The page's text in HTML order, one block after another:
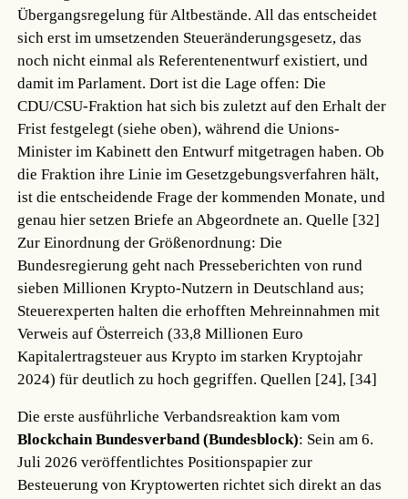
Übergangsregelung für Altbestände. All das entscheidet
sich erst im umsetzenden Steueränderungsgesetz, das
noch nicht einmal als Referentenentwurf existiert, und
damit im Parlament. Dort ist die Lage offen: Die
CDU/CSU-Fraktion hat sich bis zuletzt auf den Erhalt der
Frist festgelegt (siehe oben), während die Unions-
Minister im Kabinett den Entwurf mitgetragen haben. Ob
die Fraktion ihre Linie im Gesetzgebungsverfahren hält,
ist die entscheidende Frage der kommenden Monate, und
genau hier setzen Briefe an Abgeordnete an.Quelle [32]
Zur Einordnung der Größenordnung: Die
Bundesregierung geht nach Presseberichten von rund
sieben Millionen Krypto-Nutzern in Deutschland aus;
Steuerexperten halten die erhofften Mehreinnahmen mit
Verweis auf Österreich (33,8 Millionen Euro
Kapitalertragsteuer aus Krypto im starken Kryptojahr
2024) für deutlich zu hoch gegriffen.Quellen [24], [34]
Die erste ausführliche Verbandsreaktion kam vom
Blockchain Bundesverband (Bundesblock): Sein am 6.
Juli 2026 veröffentlichtes Positionspapier zur
Besteuerung von Kryptowerten richtet sich direkt an das